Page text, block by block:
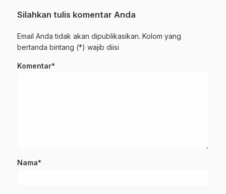
Silahkan tulis komentar Anda
Email Anda tidak akan dipublikasikan. Kolom yang
bertanda bintang (*) wajib diisi
Komentar*
Nama*